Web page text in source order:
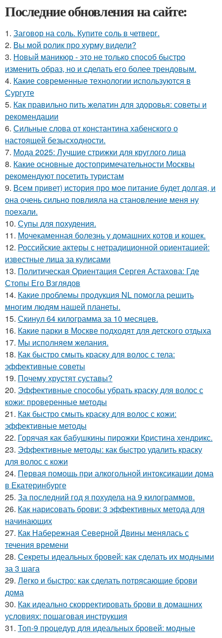
Последние обновления на сайте:
1. Заговор на соль. Купите соль в четверг.
2. Вы мой ролик про хурму видели?
3. Новый маникюр - это не только способ быстро
изменить образ, но и сделать его более трендовым.
4. Какие современные технологии используются в
Сургуте
5. Как правильно пить желатин для здоровья: советы и
рекомендации
6. Сильные слова от константина хабенского о
настоящей безысходности.
7. Мода 2025: Лучшие стрижки для круглого лица
8. Какие основные достопримечательности Москвы
рекомендуют посетить туристам
9. Всем привет) история про мое питание будет долгая, и
она очень сильно повлияла на становление меня ну
поехали.
10. Супы для похудения.
11. Мочекаменная болезнь у домашних котов и кошек.
12. Российские актеры с нетрадиционной ориентацией:
известные лица за кулисами
13. Политическая Ориентация Сергея Астахова: Где
Стопы Его Взглядов
14. Какие проблемы продукция NL помогла решить
многим людям нашей планеты.
15. Скинул 64 килограмма за 10 месяцев.
16. Какие парки в Москве подходят для детского отдыха
17. Мы исполняем желания.
18. Как быстро смыть краску для волос с тела:
эффективные советы
19. Почему хрустят суставы?
20. Эффективные способы убрать краску для волос с
кожи: проверенные методы
21. Как быстро смыть краску для волос с кожи:
эффективные методы
22. Горячая как бабушкины пирожки Кристина хендрикс.
23. Эффективные методы: как быстро удалить краску
для волос с кожи
24. Первая помощь при алкогольной интоксикации дома
в Екатеринбурге
25. За последний год я похудела на 9 килограммов.
26. Как нарисовать брови: 3 эффективных метода для
начинающих
27. Как Набережная Северной Двины менялась с
течения времени
28. Секреты идеальных бровей: как сделать их модными
за 3 шага
29. Легко и быстро: как сделать потрясающие брови
дома
30. Как идеально скорректировать брови в домашних
условиях: пошаговая инструкция
31. Топ-9 процедур для идеальных бровей: модные